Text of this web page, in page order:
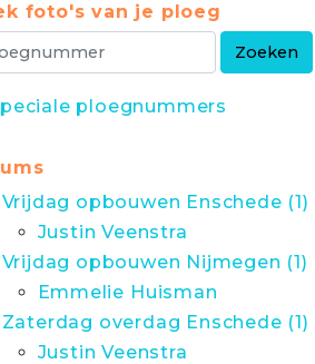
foto's van je ploeg
ploegnummers
Vrijdag opbouwen Enschede (1)
Justin Veenstra
Vrijdag opbouwen Nijmegen (1)
Emmelie Huisman
Zaterdag overdag Enschede (1)
Justin Veenstra